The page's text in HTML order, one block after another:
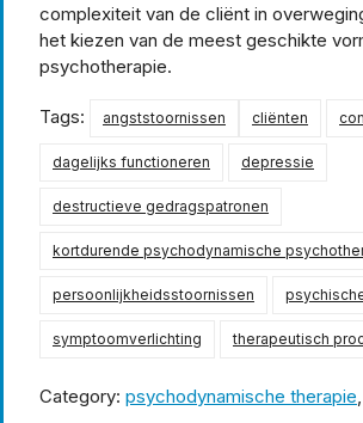
complexiteit van de cliënt in
het kiezen van de meest geschikte
psychotherapie.
Tags: angststoornissen cliënten
dagelijks functioneren depressie
destructieve gedragspatronen
kortdurende psychodynamische
persoonlijkheidsstoornissen
symptoomverlichting therapeutisch
Category: psychodynamische therapie